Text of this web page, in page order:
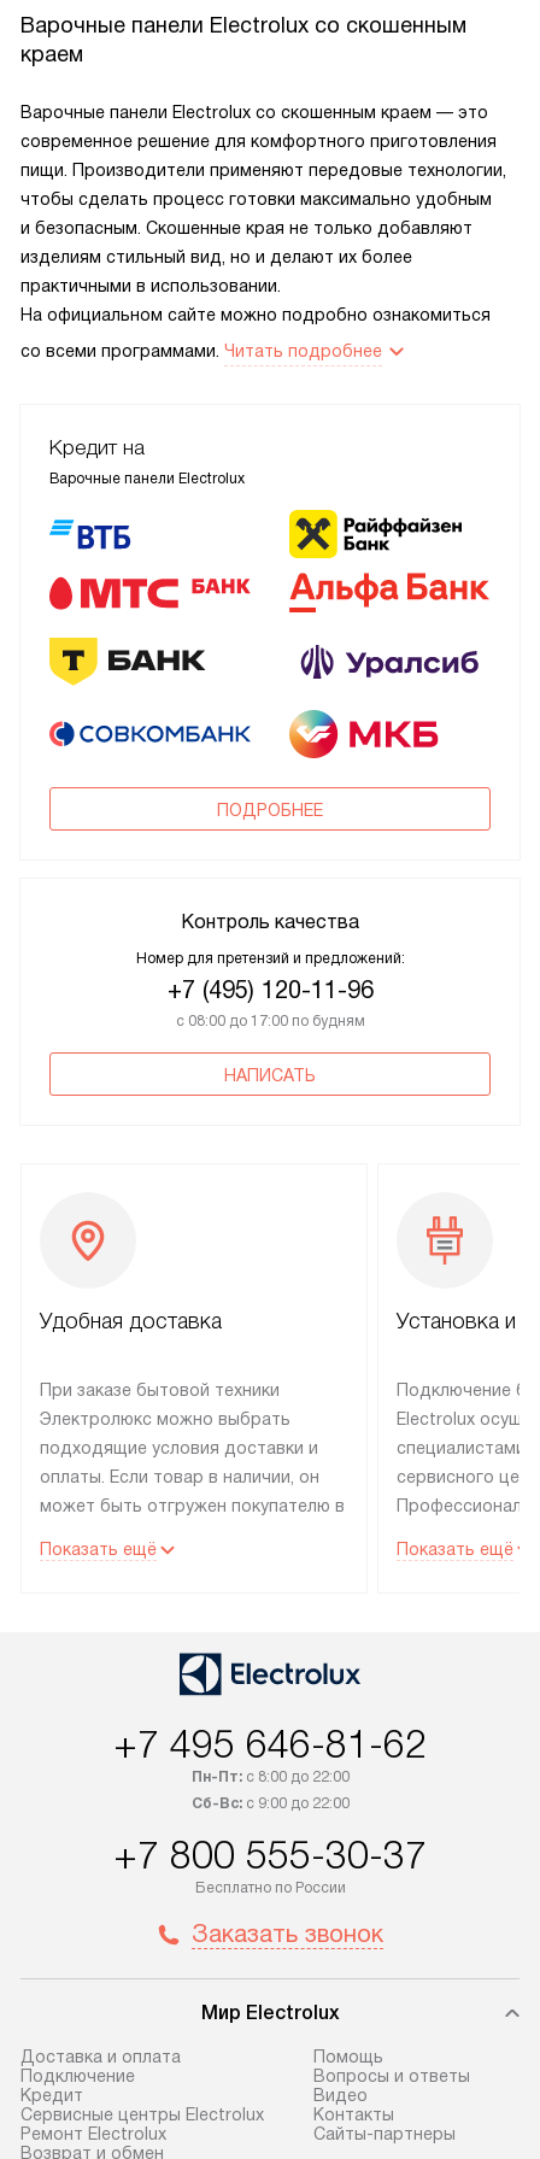
Варочные панели Electrolux cо скошенным
краем
Варочные панели Electrolux со скошенным краем — это
современное решение для комфортного приготовления
пищи. Производители применяют передовые технологии,
чтобы сделать процесс готовки максимально удобным
и безопасным. Скошенные края не только добавляют
изделиям стильный вид, но и делают их более
практичными в использовании.
На официальном сайте можно подробно ознакомиться
со всеми программами. Читать подробнее
Кредит на
Варочные панели Electrolux
ПОДРОБНЕЕ
Контроль качества
Номер для претензий и предложений:
+7 (495) 120-11-96
с 08:00 до 17:00 по будням
НАПИСАТЬ
Удобная доставка
При заказе бытовой техники
Электролюкс можно выбрать
подходящие условия доставки и
оплаты. Если товар в наличии, он
может быть отгружен покупателю в
специальным лейблом
оплачивается дополнительно.
Возможна доставка товаров по
Показать ещё
Установка и
Подключение
Electrolux
специалистами
сервисного
эксплуатации
Показать ещё
+7 495 646-81-62
Пн-Пт:с 8:00 до 22:00
Сб-Вс:с 9:00 до 22:00
+7 800 555-30-37
Бесплатно по России
Заказать звонок
Мир Electrolux
Доставка и оплата
Подключение
Кредит
Сервисные центры Electrolux
Ремонт Electrolux
Возврат и обмен
Помощь
Вопросы и ответы
Видео
Контакты
Сайты-партнеры